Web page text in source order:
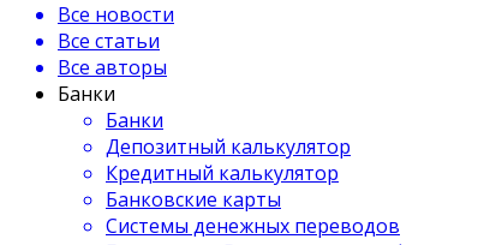
Все новости
Все статьи
Все авторы
Банки
Банки
Депозитный калькулятор
Кредитный калькулятор
Банковские карты
Системы денежных переводов